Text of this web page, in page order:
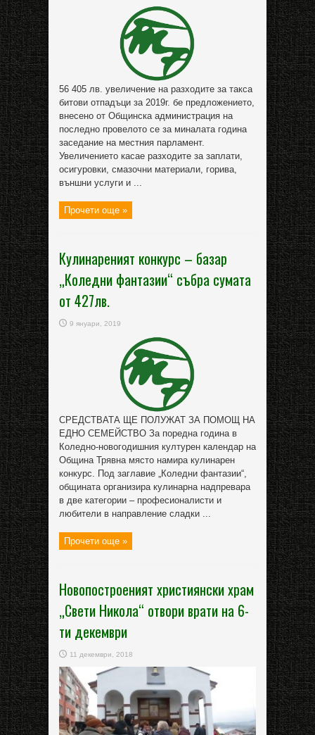
56 405 лв. увеличение на разходите за такса
битови отпадъци за 2019г. бе предложението,
внесено от Общинска администрация на
последно провелото се за миналата година
заседание на местния парламент.
Увеличението касае разходите за заплати,
осигуровки, смазочни материали, горива,
външни услуги и ...
Прочети още »
Кулинареният конкурс – базар
„Коледни фантазии“ събра сумата
от 427лв.
9 януари, 2019
СРЕДСТВАТА ЩЕ ПОЛУЖАТ ЗА ПОМОЩ НА
ЕДНО СЕМЕЙСТВО За поредна година в
Коледно-новогодишния културен календар на
Община Трявна място намира кулинарен
конкурс. Под заглавие „Коледни фантазии“,
общината организира кулинарна надпревара
в две категории – професионалисти и
любители в направление сладки ...
Прочети още »
Новопостроеният християнски храм
„Свети Никола“ отвори врати на 6-
ти декември
11 декември, 2018